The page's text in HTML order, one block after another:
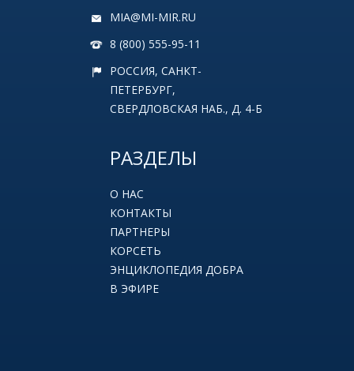
MIA@MI-MIR.RU
8 (800) 555-95-11
РОССИЯ, САНКТ-
ПЕТЕРБУРГ,
СВЕРДЛОВСКАЯ НАБ., Д. 4-Б
РАЗДЕЛЫ
О НАС
КОНТАКТЫ
ПАРТНЕРЫ
КОРСЕТЬ
ЭНЦИКЛОПЕДИЯ ДОБРА
В ЭФИРЕ